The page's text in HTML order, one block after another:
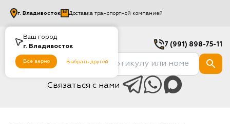
Ваш город
г. Владивосток
Все верно Выбрать другой
г. Владивосток Доставка транспортной компанией
7 (991) 898-75-11
Связаться с нами